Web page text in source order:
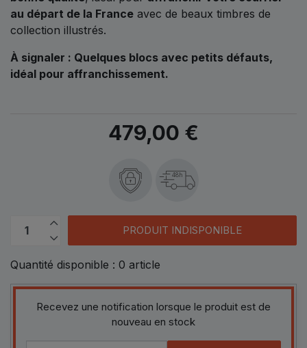
au départ de la France avec de beaux timbres de
collection illustrés.
À signaler : Quelques blocs avec petits défauts,
idéal pour affranchissement.
479,00 €
48h
PRODUIT INDISPONIBLE
Quantité disponible : 0 article
Recevez une notification lorsque le produit est de
nouveau en stock